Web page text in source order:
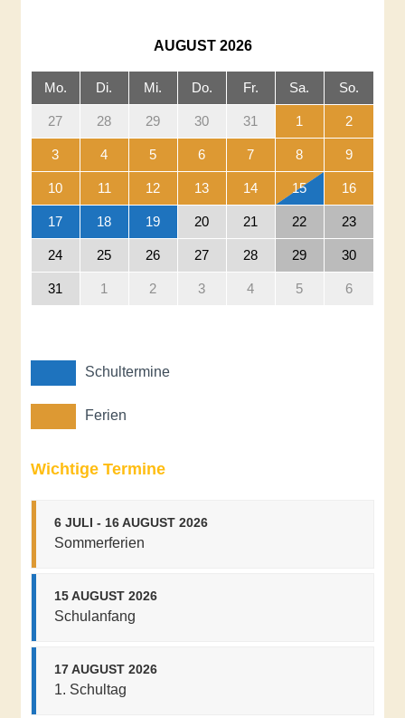
AUGUST 2026
Mo. Di. Mi. Do. Fr. Sa. So.
27 28 29 30 31 1 2
3 4 5 6 7 8 9
10 11 12 13 14 15 16
17 18 19 20 21 22 23
24 25 26 27 28 29 30
31 1 2 3 4 5 6
Schultermine
Ferien
Wichtige Termine
6 JULI - 16 AUGUST 2026
Sommerferien
15 AUGUST 2026
Schulanfang
17 AUGUST 2026
1. Schultag